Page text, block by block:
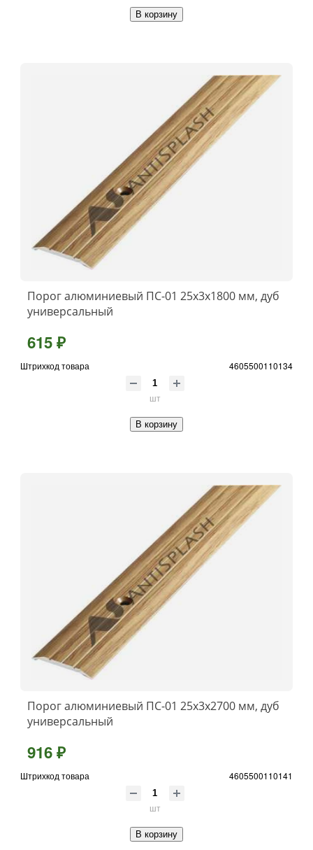
В корзину
Порог алюминиевый ПС-01 25x3x1800 мм, дуб
универсальный
615 ₽
Штрихкод товара 4605500110134
шт
В корзину
Порог алюминиевый ПС-01 25x3x2700 мм, дуб
универсальный
916 ₽
Штрихкод товара 4605500110141
шт
В корзину